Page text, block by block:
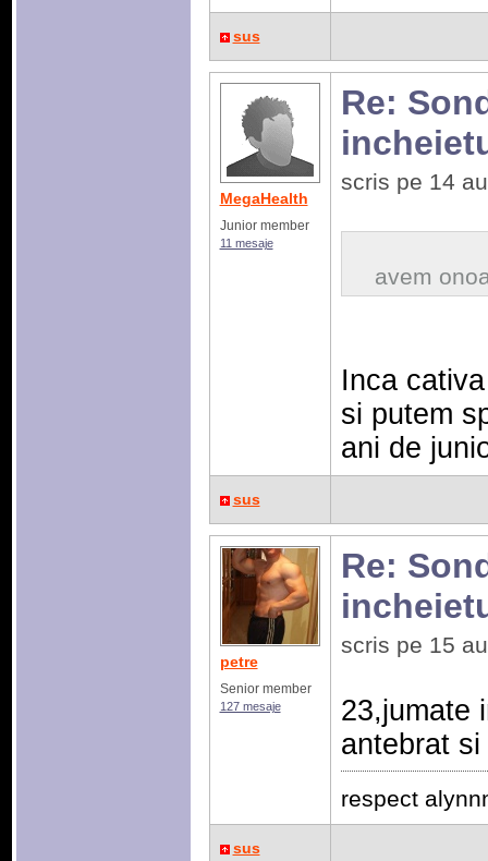
sus
MegaHealth
Junior member
11 mesaje
Re:
scris pe 14
avem
Inca
si putem
ani de
sus
petre
Senior member
127 mesaje
Re:
scris pe 15
23,jumate
antebrat
respect
sus